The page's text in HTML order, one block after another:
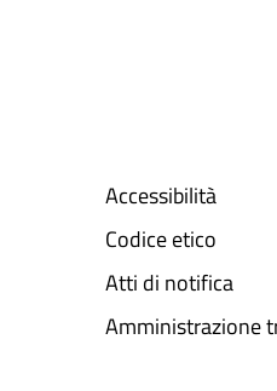
Accessibilità
Codice etico
Atti di notifica
Amministrazione